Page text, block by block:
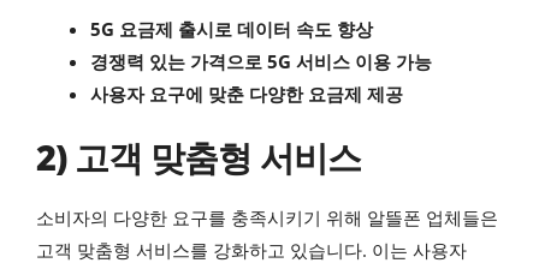
5G 요금제 출시로 데이터 속도 향상
경쟁력 있는 가격으로 5G 서비스 이용 가능
사용자 요구에 맞춘 다양한 요금제 제공
2) 고객 맞춤형 서비스
소비자의 다양한 요구를 충족시키기 위해 알뜰폰 업체들은
고객 맞춤형 서비스를 강화하고 있습니다. 이는 사용자